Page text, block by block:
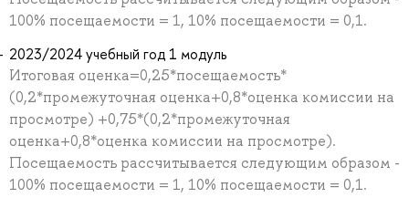
100% посещаемости = 1, 10% посещаемости = 0,1.
2023/2024 учебный год 1 модуль
Итоговая оценка=0,25*посещаемость*
(0,2*промежуточная оценка+0,8*оценка комиссии на
просмотре) +0,75*(0,2*промежуточная
оценка+0,8*оценка комиссии на просмотре).
Посещаемость рассчитывается следующим образом -
100% посещаемости = 1, 10% посещаемости = 0,1.